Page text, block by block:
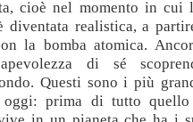
cioè nel momento in cui
diventata realistica, a
la bomba atomica.
di sé
Questi sono i più
oggi: prima di tutto quello